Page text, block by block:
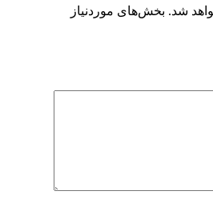
شد. بخش‌های موردنیاز